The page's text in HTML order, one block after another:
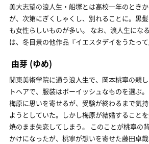
美大志望の浪人生・船塚とは高校一年のとき
が、次第にぎくしゃくし、別れることに。黒
も女性らしいものが多い。 なお、浪人生にな
は、冬目景の他作品『イエスタデイをうたって
由芽 (ゆめ)
関東美術学院に通う浪人生で、岡本桃寧の親
トヘアで、服装はボーイッシュなものを選ぶ
梅原に思いを寄せるが、受験が終わるまで気
ようとしていた。しかし梅原が結婚すること
焼のまま失恋してしまう。 このことが桃寧の
かけになったが、桃寧が想いを寄せた藤田卓哉